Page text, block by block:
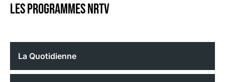
Les programmes nrtv
La Quotidienne